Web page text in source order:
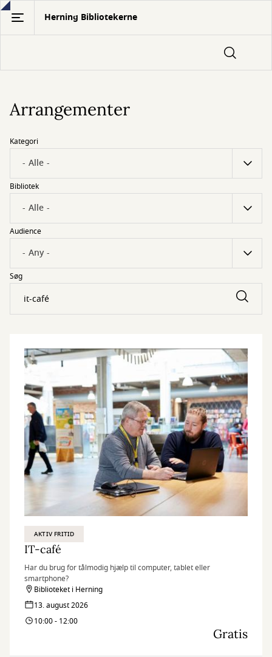
Gå
hovedindhold
Herning Bibliotekerne
Arrangementer
Kategori
Bibliotek
Audience
Søg
AKTIV FRITID
IT-café
Har du brug for tålmodig hjælp til computer, tablet eller
smartphone?
Biblioteket i Herning
13. august 2026
10:00 - 12:00
Gratis